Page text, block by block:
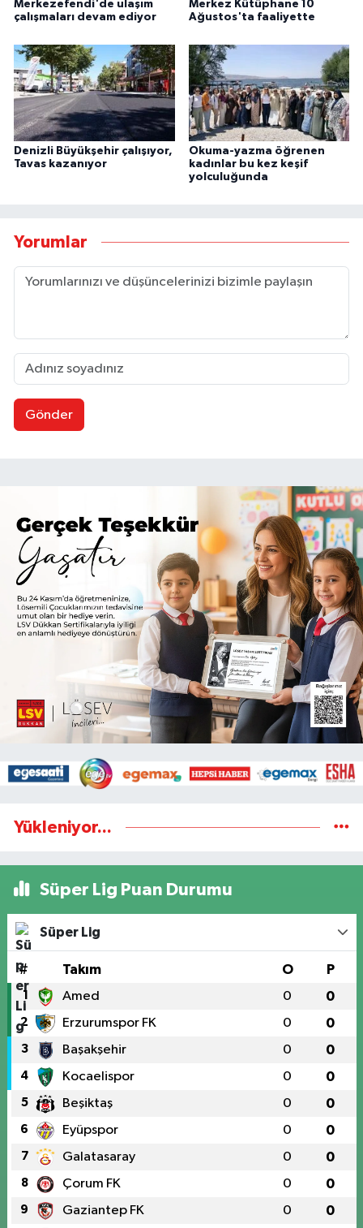
Merkezefendi'de ulaşım
çalışmaları devam ediyor
Merkez Kütüphane 10
Ağustos'ta faaliyette
Denizli Büyükşehir çalışıyor,
Tavas kazanıyor
Okuma-yazma öğrenen
kadınlar bu kez keşif
yolculuğunda
Yorumlar
Gönder
Yükleniyor...
Süper Lig Puan Durumu
Süper Lig
# Takım O P
1 Amed 0 0
2 Erzurumspor FK 0 0
3 Başakşehir 0 0
4 Kocaelispor 0 0
5 Beşiktaş 0 0
6 Eyüpspor 0 0
7 Galatasaray 0 0
8 Çorum FK 0 0
9 Gaziantep FK 0 0